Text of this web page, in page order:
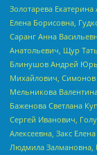
Золотарева
Елена Борисовна,
Саранг Анна
Анатольевич, Щур
Блинушов Андрей
Михайлович, Симонов
Мельникова
Баженова Светлана
Сергей Иванович,
Алексеевна, Закс
Людмила Залмановна,